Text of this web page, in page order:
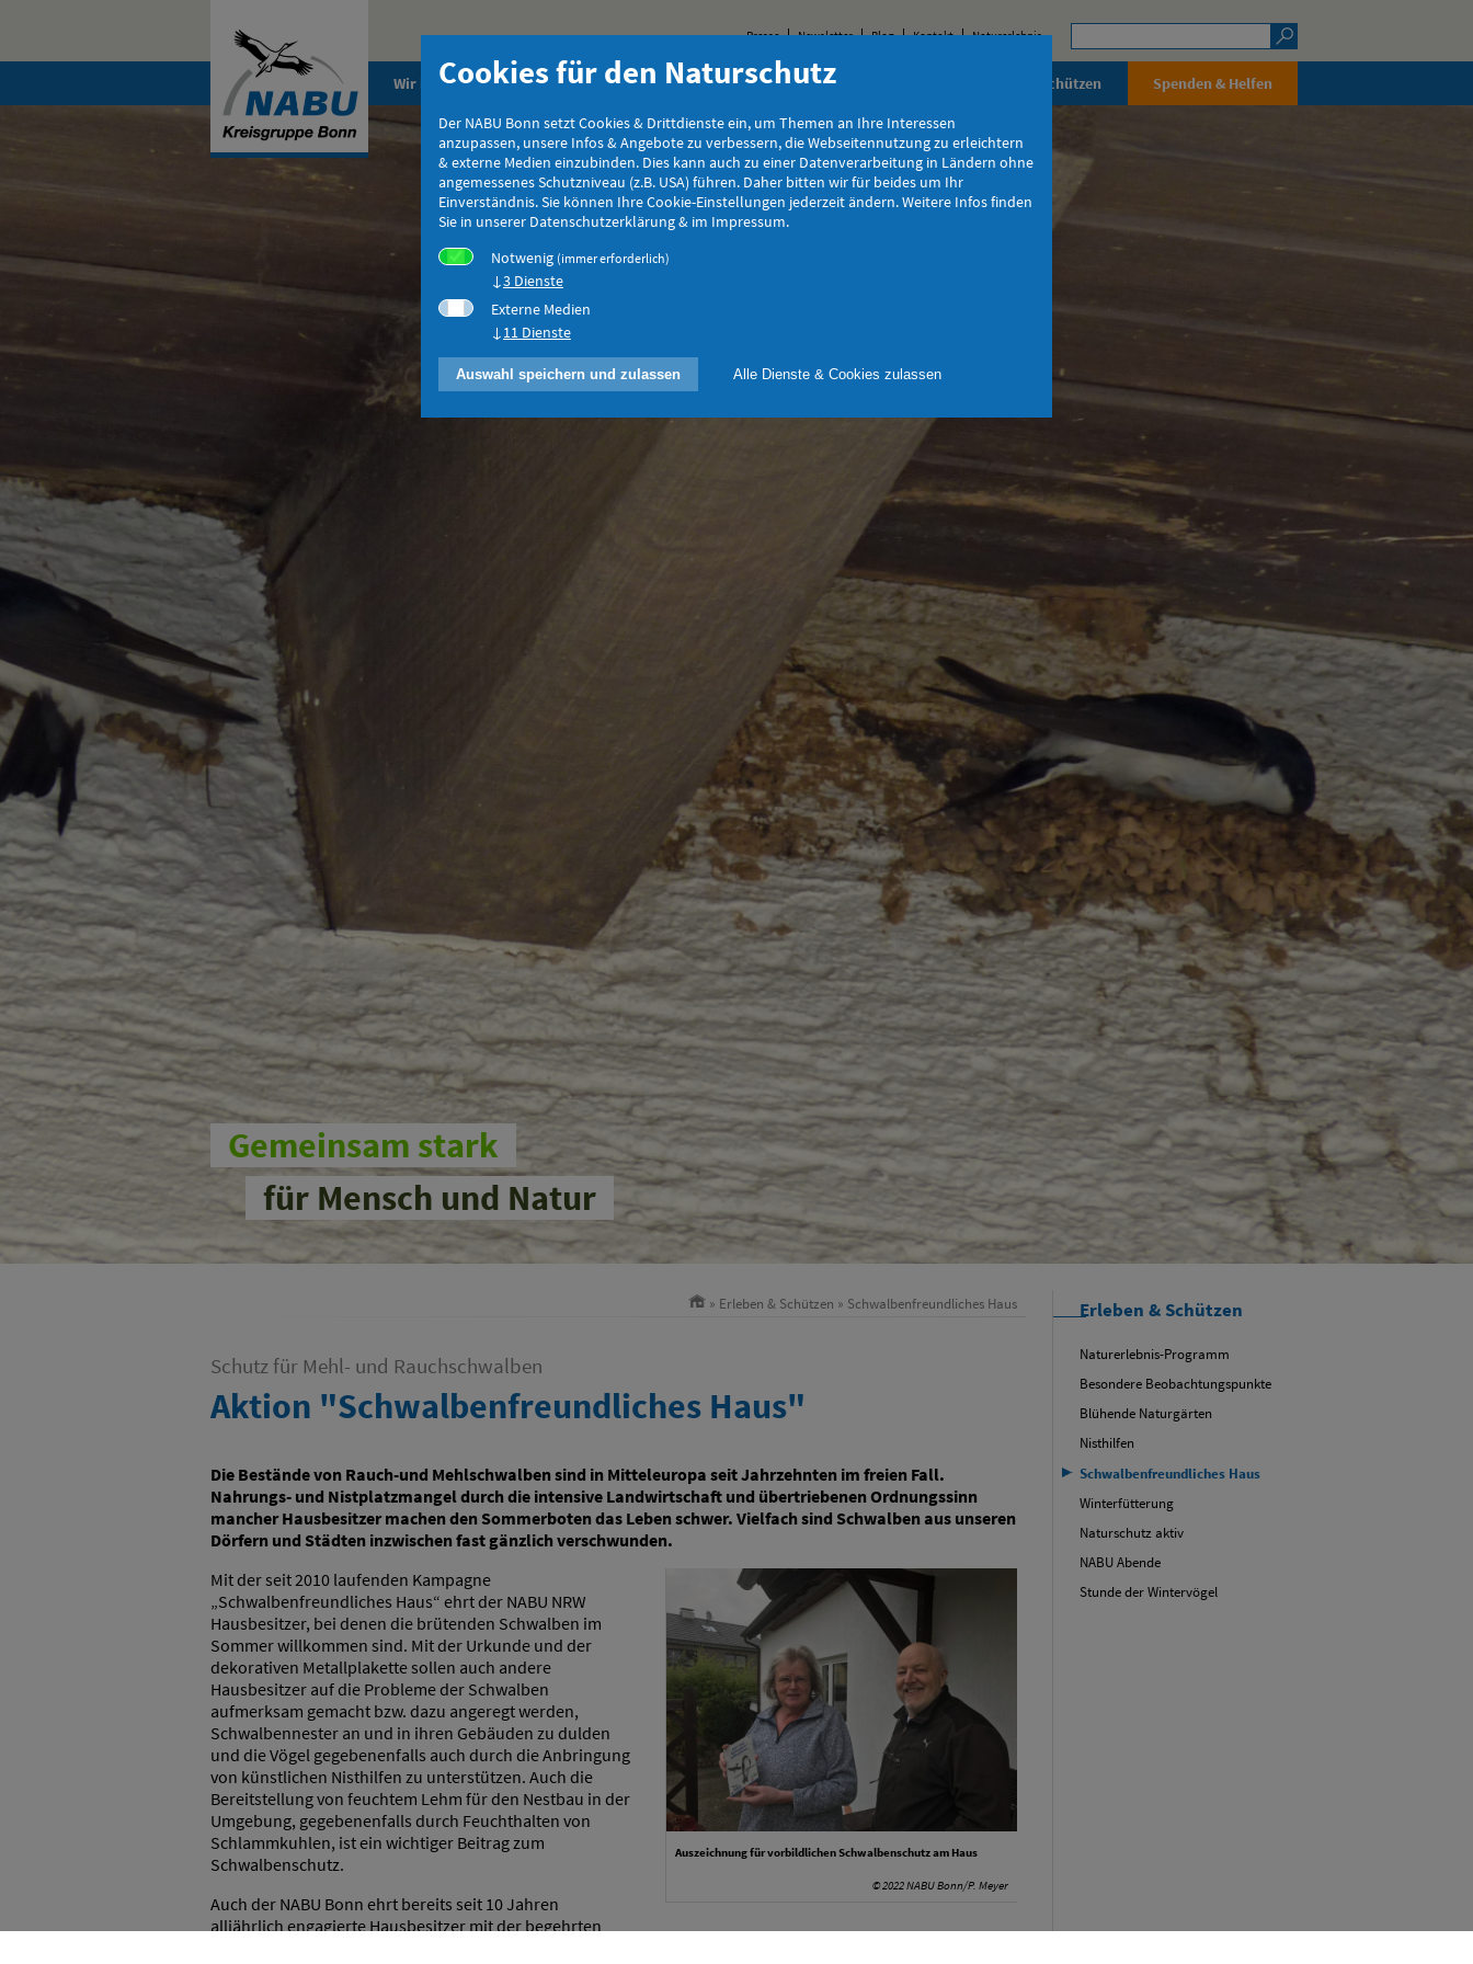
Presse Newsletter Blog Kontakt Naturerlebnis
Wir im NABU Tiere & Pflanzen Natur & Landschaft Erleben & Schützen Spenden & Helfen
Gemeinsam stark
für Mensch und Natur
» Erleben & Schützen » Schwalbenfreundliches Haus
Schutz für Mehl- und Rauchschwalben
Aktion "Schwalbenfreundliches Haus"
Die Bestände von Rauch-und Mehlschwalben sind in Mitteleuropa seit Jahrzehnten im freien Fall.
Nahrungs- und Nistplatzmangel durch die intensive Landwirtschaft und übertriebenen Ordnungssinn
mancher Hausbesitzer machen den Sommerboten das Leben schwer. Vielfach sind Schwalben aus unseren
Dörfern und Städten inzwischen fast gänzlich verschwunden.
Auszeichnung für vorbildlichen Schwalbenschutz am Haus
© 2022 NABU Bonn/P. Meyer
Mit der seit 2010 laufenden Kampagne
„Schwalbenfreundliches Haus“ ehrt der NABU NRW
Hausbesitzer, bei denen die brütenden Schwalben im
Sommer willkommen sind. Mit der Urkunde und der
dekorativen Metallplakette sollen auch andere
Hausbesitzer auf die Probleme der Schwalben
aufmerksam gemacht bzw. dazu angeregt werden,
Schwalbennester an und in ihren Gebäuden zu dulden
und die Vögel gegebenenfalls auch durch die Anbringung
von künstlichen Nisthilfen zu unterstützen. Auch die
Bereitstellung von feuchtem Lehm für den Nestbau in der
Umgebung, gegebenenfalls durch Feuchthalten von
Schlammkuhlen, ist ein wichtiger Beitrag zum
Schwalbenschutz.
Auch der NABU Bonn ehrt bereits seit 10 Jahren
alljährlich engagierte Hausbesitzer mit der begehrten
Erleben & Schützen
Naturerlebnis-Programm
Besondere Beobachtungspunkte
Blühende Naturgärten
Nisthilfen
Schwalbenfreundliches Haus
Winterfütterung
Naturschutz aktiv
NABU Abende
Stunde der Wintervögel
Cookies für den Naturschutz
Der NABU Bonn setzt Cookies & Drittdienste ein, um Themen an Ihre Interessen
anzupassen, unsere Infos & Angebote zu verbessern, die Webseitennutzung zu erleichtern
& externe Medien einzubinden. Dies kann auch zu einer Datenverarbeitung in Ländern ohne
angemessenes Schutzniveau (z.B. USA) führen. Daher bitten wir für beides um Ihr
Einverständnis. Sie können Ihre Cookie-Einstellungen jederzeit ändern. Weitere Infos finden
Sie in unserer Datenschutzerklärung & im Impressum.
Notwenig (immer erforderlich)
3 Dienste
Externe Medien
11 Dienste
Auswahl speichern und zulassen Alle Dienste & Cookies zulassen